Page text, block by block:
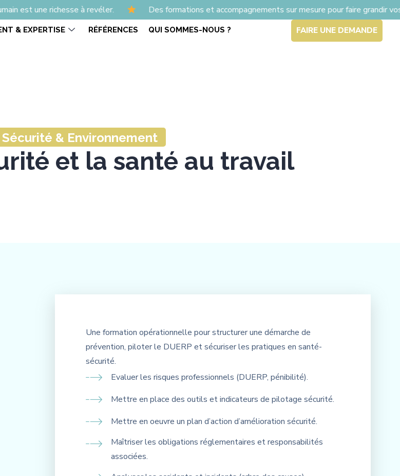
richesse à revéler. Des formations et accompagnements sur mesure pour faire grandir vos équipes
& EXPERTISE RÉFÉRENCES QUI SOMMES-NOUS ? FAIRE UNE DEMANDE
& Environnement
et la santé au travail
Une formation opérationnelle pour structurer une démarche de
prévention, piloter le DUERP et sécuriser les pratiques en santé-
sécurité.
Evaluer les risques professionnels (DUERP, pénibilité).
Mettre en place des outils et indicateurs de pilotage sécurité.
Mettre en oeuvre un plan d’action d’amélioration sécurité.
Maîtriser les obligations réglementaires et responsabilités
associées.